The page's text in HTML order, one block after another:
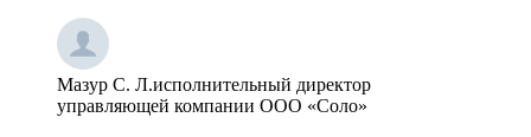
Мазур С. Л.исполнительный директор
управляющей компании ООО «Соло»